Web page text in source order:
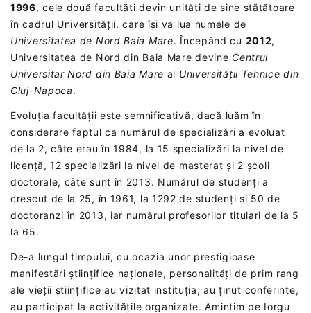
1996, cele două facultăți devin unități de sine stătătoare
în cadrul Universității, care își va lua numele de
Universitatea de Nord Baia Mare. Începând cu 2012,
Universitatea de Nord din Baia Mare devine Centrul
Universitar Nord din Baia Mare al Universității Tehnice din
Cluj-Napoca.
Evoluția facultății este semnificativă, dacă luăm în
considerare faptul ca numărul de specializări a evoluat
de la 2, câte erau în 1984, la 15 specializări la nivel de
licență, 12 specializări la nivel de masterat și 2 școli
doctorale, câte sunt în 2013. Numărul de studenți a
crescut de la 25, în 1961, la 1292 de studenți și 50 de
doctoranzi în 2013, iar numărul profesorilor titulari de la 5
la 65.
De-a lungul timpului, cu ocazia unor prestigioase
manifestări științifice naționale, personalități de prim rang
ale vieții științifice au vizitat instituția, au ținut conferințe,
au participat la activitățile organizate. Amintim pe Iorgu